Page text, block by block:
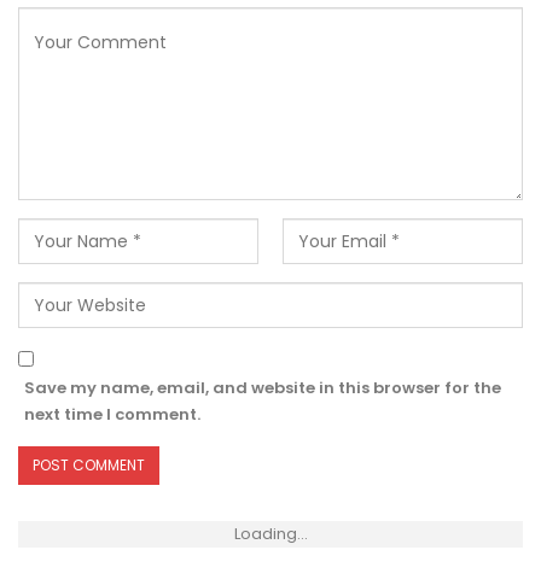
Save my name, email, and website in this browser for the
next time I comment.
Loading...